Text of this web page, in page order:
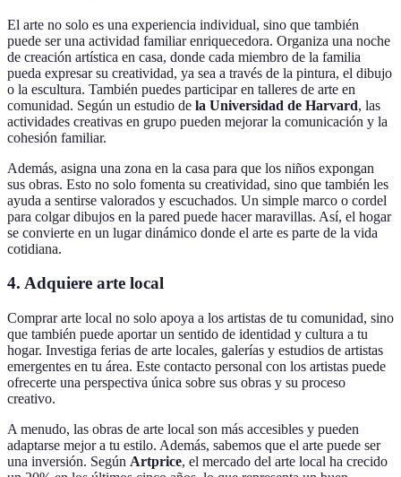
El arte no solo es una experiencia individual, sino que también
puede ser una actividad familiar enriquecedora. Organiza una noche
de creación artística en casa, donde cada miembro de la familia
pueda expresar su creatividad, ya sea a través de la pintura, el dibujo
o la escultura. También puedes participar en talleres de arte en
comunidad. Según un estudio de la Universidad de Harvard, las
actividades creativas en grupo pueden mejorar la comunicación y la
cohesión familiar.
Además, asigna una zona en la casa para que los niños expongan
sus obras. Esto no solo fomenta su creatividad, sino que también les
ayuda a sentirse valorados y escuchados. Un simple marco o cordel
para colgar dibujos en la pared puede hacer maravillas. Así, el hogar
se convierte en un lugar dinámico donde el arte es parte de la vida
cotidiana.
4. Adquiere arte local
Comprar arte local no solo apoya a los artistas de tu comunidad, sino
que también puede aportar un sentido de identidad y cultura a tu
hogar. Investiga ferias de arte locales, galerías y estudios de artistas
emergentes en tu área. Este contacto personal con los artistas puede
ofrecerte una perspectiva única sobre sus obras y su proceso
creativo.
A menudo, las obras de arte local son más accesibles y pueden
adaptarse mejor a tu estilo. Además, sabemos que el arte puede ser
una inversión. Según Artprice, el mercado del arte local ha crecido